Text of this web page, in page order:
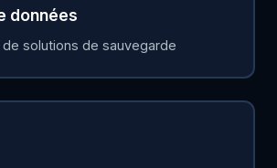
données
solutions de sauvegarde